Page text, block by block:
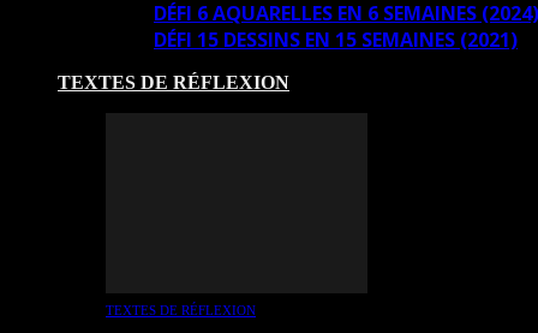
DÉFI 6 AQUARELLES EN 6 SEMAINES (2024)
DÉFI 15 DESSINS EN 15 SEMAINES (2021)
TEXTES DE RÉFLEXION
TEXTES DE RÉFLEXION